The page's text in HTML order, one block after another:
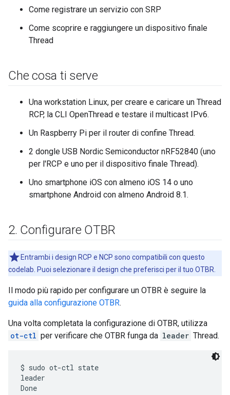
Come registrare un servizio con SRP
Come scoprire e raggiungere un dispositivo finale
Thread
Che cosa ti serve
Una workstation Linux, per creare e caricare un Thread
RCP, la CLI OpenThread e testare il multicast IPv6.
Un Raspberry Pi per il router di confine Thread.
2 dongle USB Nordic Semiconductor nRF52840 (uno
per l'RCP e uno per il dispositivo finale Thread).
Uno smartphone iOS con almeno iOS 14 o uno
smartphone Android con almeno Android 8.1.
2. Configurare OTBR
Entrambi i design RCP e NCP sono compatibili con questo
codelab. Puoi selezionare il design che preferisci per il tuo OTBR.
Il modo più rapido per configurare un OTBR è seguire la
guida alla configurazione OTBR.
Una volta completata la configurazione di OTBR, utilizza
ot-ctl per verificare che OTBR funga da leader Thread.
$ sudo ot-ctl state
leader